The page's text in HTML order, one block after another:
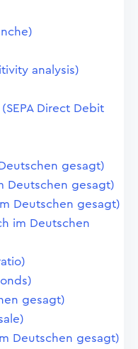
analysis)
Direct Debit
gesagt)
Deutschen gesagt)
Deutschen gesagt)
im Deutschen
gesagt)
Deutschen gesagt)